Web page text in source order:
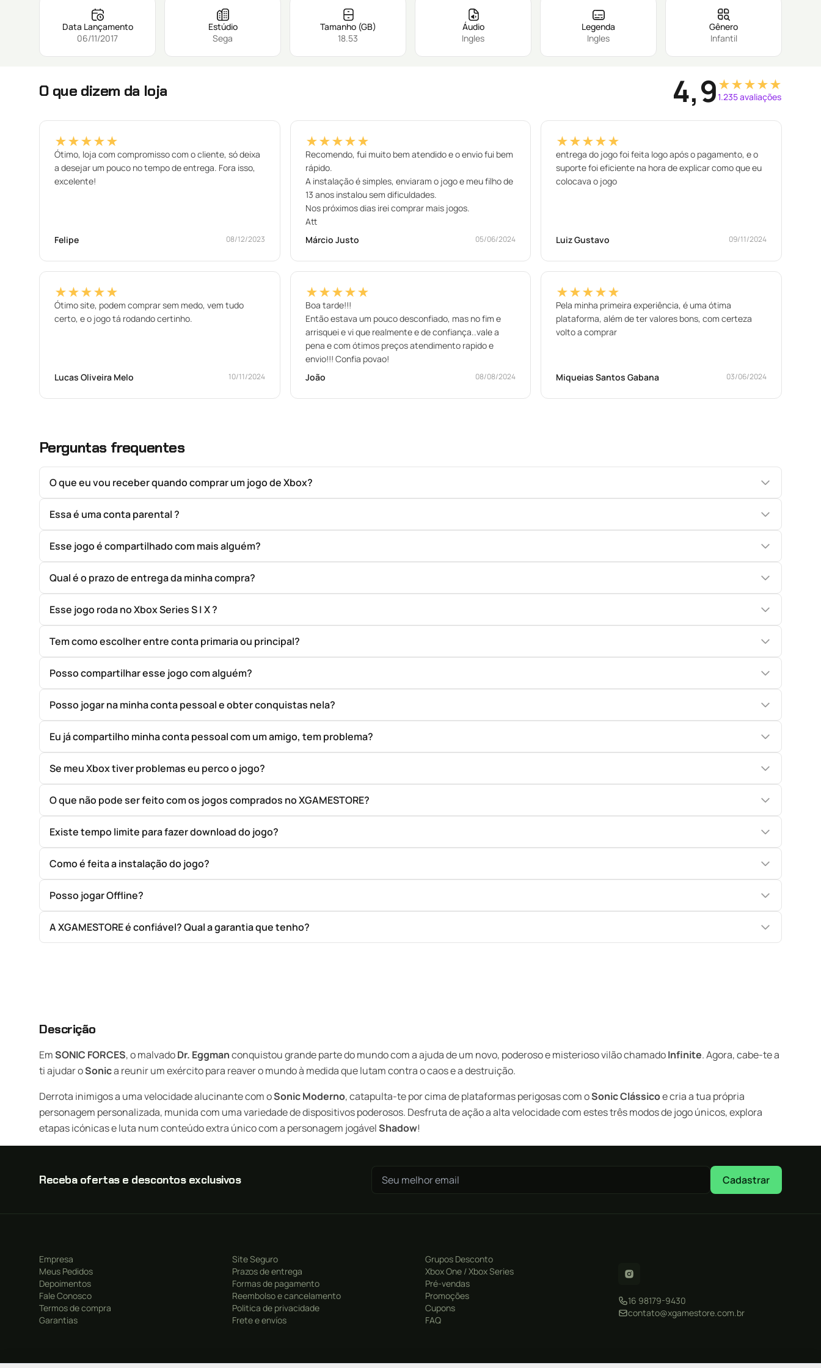
Data Lançamento
06/11/2017
Estúdio
Sega
Tamanho (GB)
18.53
Áudio
Ingles
Legenda
Ingles
Gênero
Infantil
O que dizem da loja 4,9★★★★★
1.235 avaliações
★★★★★
Ótimo, loja com compromisso com o cliente, só deixa
a desejar um pouco no tempo de entrega. Fora isso,
excelente!
Felipe 08/12/2023
★★★★★
Recomendo, fui muito bem atendido e o envio fui bem
rápido.
A instalação é simples, enviaram o jogo e meu filho de
13 anos instalou sem dificuldades.
Nos próximos dias irei comprar mais jogos.
Att
Márcio Justo
05/06/2024
★★★★★
entrega do jogo foi feita logo após o pagamento, e o
suporte foi eficiente na hora de explicar como que eu
colocava o jogo
Luiz Gustavo 09/11/2024
★★★★★
Ótimo site, podem comprar sem medo, vem tudo
certo, e o jogo tá rodando certinho.
Lucas Oliveira Melo 10/11/2024
★★★★★
Boa tarde!!!
Então estava um pouco desconfiado, mas no fim e
arrisquei e vi que realmente e de confiança..vale a
pena e com ótimos preços atendimento rapido e
envio!!! Confia povao!
João
08/08/2024
★★★★★
Pela minha primeira experiência, é uma ótima
plataforma, além de ter valores bons, com certeza
volto a comprar
Miqueias Santos Gabana 03/06/2024
Perguntas frequentes
O que eu vou receber quando comprar um jogo de Xbox?
Essa é uma conta parental ?
Esse jogo é compartilhado com mais alguém?
Qual é o prazo de entrega da minha compra?
Esse jogo roda no Xbox Series S | X ?
Tem como escolher entre conta primaria ou principal?
Posso compartilhar esse jogo com alguém?
Posso jogar na minha conta pessoal e obter conquistas nela?
Eu já compartilho minha conta pessoal com um amigo, tem problema?
Se meu Xbox tiver problemas eu perco o jogo?
O que não pode ser feito com os jogos comprados no XGAMESTORE?
Existe tempo limite para fazer download do jogo?
Como é feita a instalação do jogo?
Posso jogar Offline?
A XGAMESTORE é confiável? Qual a garantia que tenho?
Descrição
EmSONIC FORCES, o malvadoDr. Eggmanconquistou grande parte do mundo com a ajuda de um novo, poderoso e misterioso vilão chamadoInfinite. Agora, cabe-te a
ti ajudar oSonica reunir um exército para reaver o mundo à medida que lutam contra o caos e a destruição.
Derrota inimigos a uma velocidade alucinante com oSonicModerno, catapulta-te por cima de plataformas perigosas com oSonicClássicoe cria a tua própria
personagem personalizada, munida com uma variedade de dispositivos poderosos. Desfruta de ação a alta velocidade com estes três modos de jogo únicos, explora
etapas icónicas e luta num conteúdo extra único com a personagem jogávelShadow!
Receba ofertas e descontos exclusivos Cadastrar
Empresa
Meus Pedidos
Depoimentos
Fale Conosco
Termos de compra
Garantias
Site Seguro
Prazos de entrega
Formas de pagamento
Reembolso e cancelamento
Politica de privacidade
Frete e envíos
Grupos Desconto
Xbox One / Xbox Series
Pré-vendas
Promoções
Cupons
FAQ
16 98179-9430
contato@xgamestore.com.br